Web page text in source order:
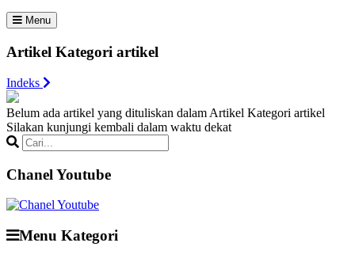
Menu
Artikel Kategori artikel
Indeks
Belum ada artikel yang dituliskan dalam Artikel Kategori artikel
Silakan kunjungi kembali dalam waktu dekat
Chanel Youtube
Menu Kategori